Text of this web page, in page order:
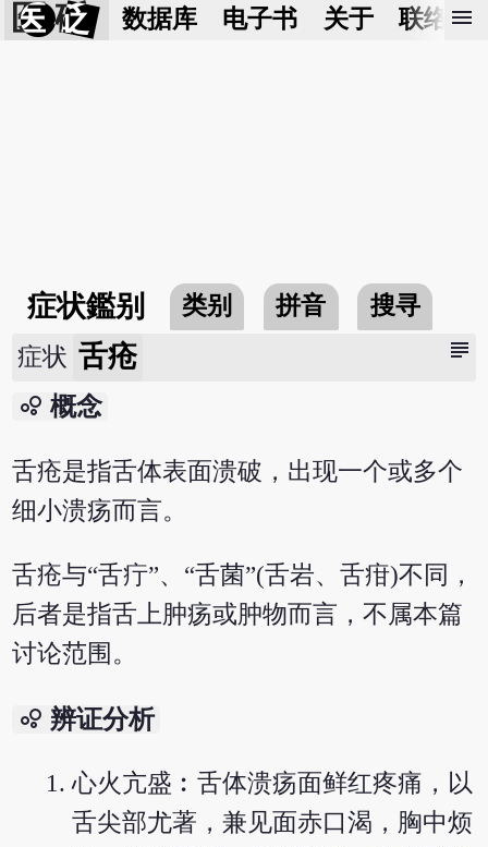
医 砭 数据库 电子书 关于 联络我
menu
症状鑑别 类别 拼音 搜寻
subject
症状 舌疮
bubble_chart 概念
舌疮是指舌体表面溃破，出现一个或多个
细小溃疡而言。
舌疮与“舌疔”、“舌菌”(舌岩、舌疳)不同，
后者是指舌上肿疡或肿物而言，不属本篇
讨论范围。
bubble_chart 辨证分析
心火亢盛︰舌体溃疡面鲜红疼痛，以
舌尖部尤著，兼见面赤口渴，胸中烦